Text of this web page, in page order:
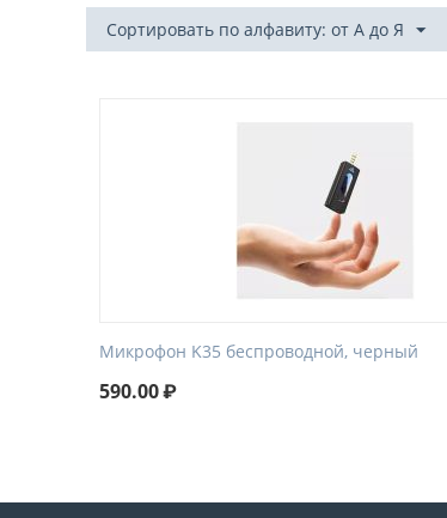
Сортировать по алфавиту: от А до Я
Микрофон K35 беспроводной, черный
590.00₽